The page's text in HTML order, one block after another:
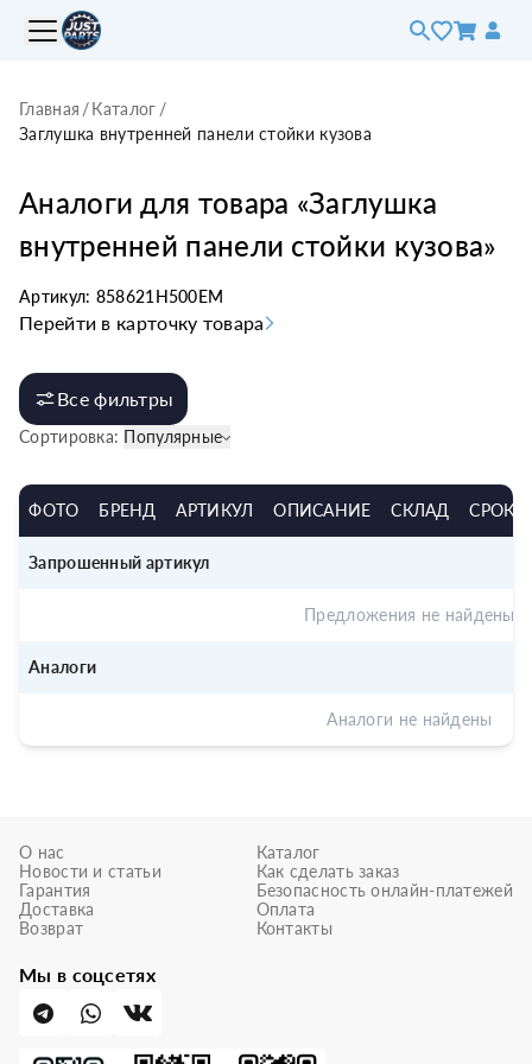
Главная /Каталог /
Заглушка внутренней панели стойки кузова
Аналоги для товара «Заглушка
внутренней панели стойки кузова»
Артикул: 858621H500EM
Перейти в карточку товара
Все фильтры
Сортировка: Популярные
ФОТО БРЕНД АРТИКУЛ ОПИСАНИЕ СКЛАД СРОК
Запрошенный артикул
Предложения не найдены
Аналоги
Аналоги не найдены
О нас
Новости и статьи
Гарантия
Доставка
Возврат
Каталог
Как сделать заказ
Безопасность онлайн-платежей
Оплата
Контакты
Мы в соцсетях